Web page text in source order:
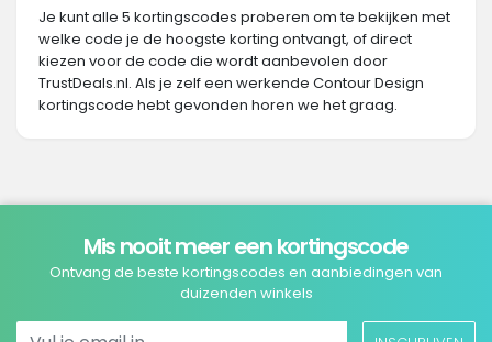
Je kunt alle 5 kortingscodes proberen om te bekijken met
welke code je de hoogste korting ontvangt, of direct
kiezen voor de code die wordt aanbevolen door
TrustDeals.nl. Als je zelf een werkende Contour Design
kortingscode hebt gevonden horen we het graag.
Mis nooit meer een kortingscode
Ontvang de beste kortingscodes en aanbiedingen van
duizenden winkels